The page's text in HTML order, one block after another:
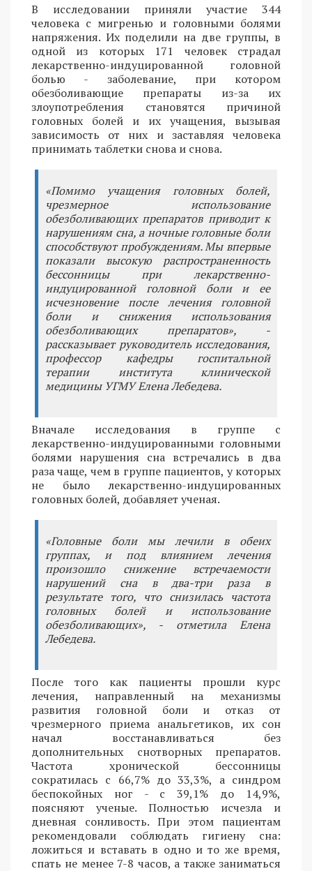
В исследовании приняли участие 344
человека с мигренью и головными болями
напряжения. Их поделили на две группы, в
одной из которых 171 человек страдал
лекарственно-индуцированной головной
болью - заболевание, при котором
обезболивающие препараты из-за их
злоупотребления становятся причиной
головных болей и их учащения, вызывая
зависимость от них и заставляя человека
принимать таблетки снова и снова.
«Помимо учащения головных болей,
чрезмерное использование
обезболивающих препаратов приводит к
нарушениям сна, а ночные головные боли
способствуют пробуждениям. Мы впервые
показали высокую распространенность
бессонницы при лекарственно-
индуцированной головной боли и ее
исчезновение после лечения головной
боли и снижения использования
обезболивающих препаратов», -
рассказывает руководитель исследования,
профессор кафедры госпитальной
терапии института клинической
медицины УГМУ Елена Лебедева.
Вначале исследования в группе с
лекарственно-индуцированными головными
болями нарушения сна встречались в два
раза чаще, чем в группе пациентов, у которых
не было лекарственно-индуцированных
головных болей, добавляет ученая.
«Головные боли мы лечили в обеих
группах, и под влиянием лечения
произошло снижение встречаемости
нарушений сна в два-три раза в
результате того, что снизилась частота
головных болей и использование
обезболивающих», - отметила Елена
Лебедева.
После того как пациенты прошли курс
лечения, направленный на механизмы
развития головной боли и отказ от
чрезмерного приема анальгетиков, их сон
начал восстанавливаться без
дополнительных снотворных препаратов.
Частота хронической бессонницы
сократилась с 66,7% до 33,3%, а синдром
беспокойных ног - с 39,1% до 14,9%,
поясняют ученые. Полностью исчезла и
дневная сонливость. При этом пациентам
рекомендовали соблюдать гигиену сна:
ложиться и вставать в одно и то же время,
спать не менее 7-8 часов, а также заниматься